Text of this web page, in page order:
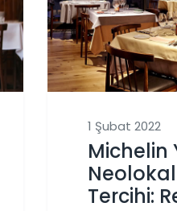
1 Şubat 2022
Michelin
Tercihi: